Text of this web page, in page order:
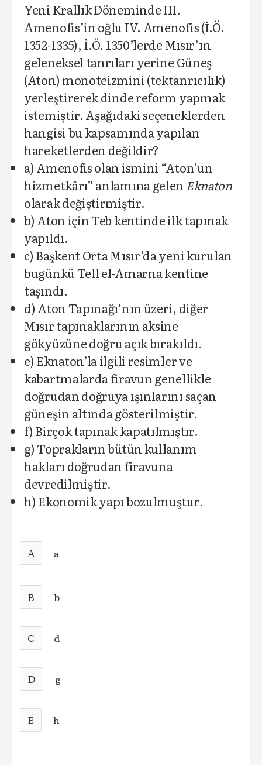
Yeni Krallık Döneminde III.
Amenofis’in oğlu IV. Amenofis (İ.Ö.
1352-1335), İ.Ö. 1350’lerde Mısır’ın
geleneksel tanrıları yerine Güneş
(Aton) monoteizmini (tektanrıcılık)
yerleştirerek dinde reform yapmak
istemiştir. Aşağıdaki seçeneklerden
hangisi bu kapsamında yapılan
hareketlerden değildir?
a) Amenofis olan ismini “Aton’un
hizmetkârı” anlamına gelen Eknaton
olarak değiştirmiştir.
b) Aton için Teb kentinde ilk tapınak
yapıldı.
c) Başkent Orta Mısır’da yeni kurulan
bugünkü Tell el-Amarna kentine
taşındı.
d) Aton Tapınağı’nın üzeri, diğer
Mısır tapınaklarının aksine
gökyüzüne doğru açık bırakıldı.
e) Eknaton’la ilgili resimler ve
kabartmalarda firavun genellikle
doğrudan doğruya ışınlarını saçan
güneşin altında gösterilmiştir.
f) Birçok tapınak kapatılmıştır.
g) Toprakların bütün kullanım
hakları doğrudan firavuna
devredilmiştir.
h) Ekonomik yapı bozulmuştur.
A a
B b
C d
D g
E h